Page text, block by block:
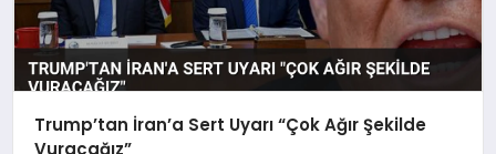
Trump’tan İran’a Sert Uyarı “Çok Ağır Şekilde
Vuracağız”